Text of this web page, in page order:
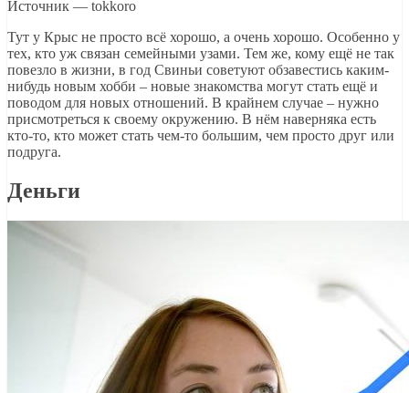
Источник — tokkoro
Тут у Крыс не просто всё хорошо, а очень хорошо. Особенно у
тех, кто уж связан семейными узами. Тем же, кому ещё не так
повезло в жизни, в год Свиньи советуют обзавестись каким-
нибудь новым хобби – новые знакомства могут стать ещё и
поводом для новых отношений. В крайнем случае – нужно
присмотреться к своему окружению. В нём наверняка есть
кто-то, кто может стать чем-то большим, чем просто друг или
подруга.
Деньги